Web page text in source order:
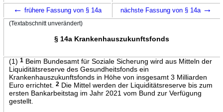
← frühere Fassung von § 14a nächste Fassung von § 14a →
(Textabschnitt unverändert)
§ 14a Krankenhauszukunftsfonds
(1) 1Beim Bundesamt für Soziale Sicherung wird aus Mitteln der
Liquiditätsreserve des Gesundheitsfonds ein
Krankenhauszukunftsfonds in Höhe von insgesamt 3 Milliarden
Euro errichtet.
2Die Mittel werden der Liquiditätsreserve bis zum
ersten Bankarbeitstag im Jahr 2021 vom Bund zur Verfügung
gestellt.